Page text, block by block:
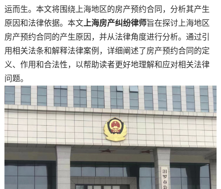
运而生。本文将围绕上海地区的房产预约合同，分析其产生
原因和法律依据。本文上海房产纠纷律师旨在探讨上海地区
房产预约合同的产生原因，并从法律角度进行分析。通过引
用相关法条和解释法律案例，详细阐述了房产预约合同的定
义、作用和合法性，以帮助读者更好地理解和应对相关法律
问题。